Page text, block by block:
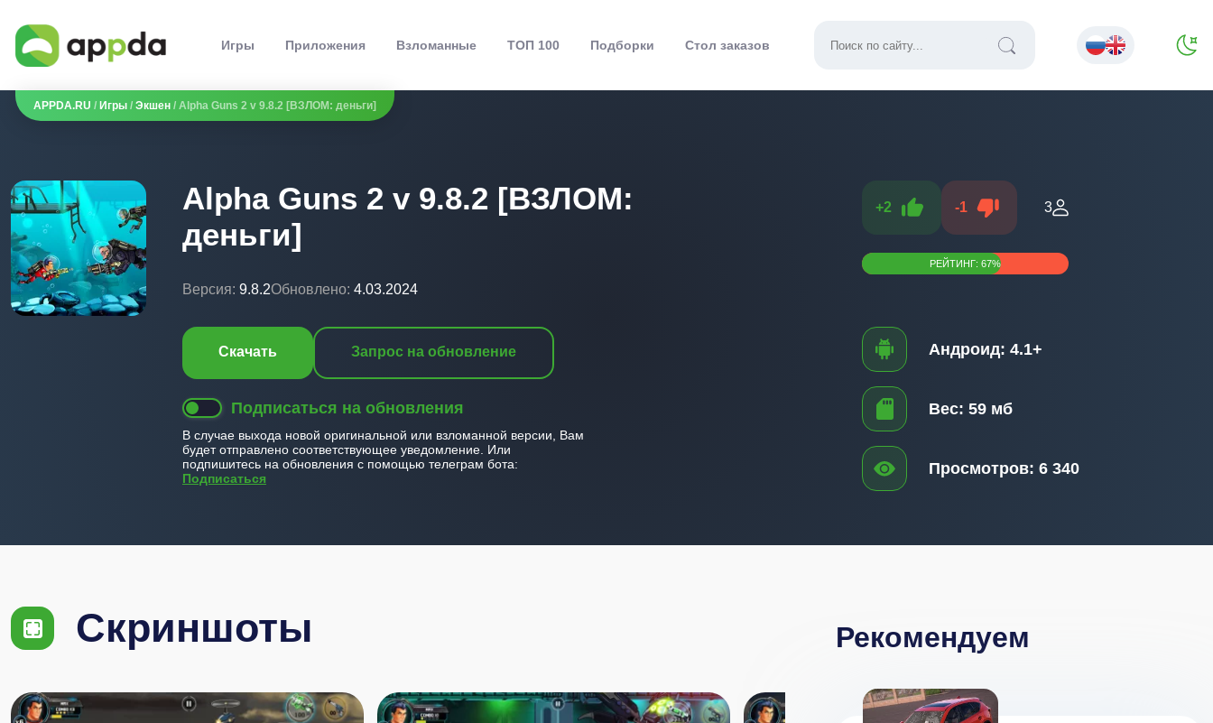
Игры Приложения Взломанные ТОП 100 Подборки Стол заказов
APPDA.RU / Игры / Экшен / Alpha Guns 2 v 9.8.2 [ВЗЛОМ: деньги]
Alpha Guns 2 v 9.8.2 [ВЗЛОМ:
деньги]
Версия: 9.8.2Обновлено: 4.03.2024
Скачать Запрос на обновление
Подписаться на обновления
В случае выхода новой оригинальной или взломанной версии, Вам
будет отправлено соответствующее уведомление. Или
подпишитесь на обновления с помощью телеграм бота:
Подписаться
+2 -1 3
РЕЙТИНГ:67%
Андроид: 4.1+
Вес: 59 мб
Просмотров: 6 340
Скриншоты Рекомендуем